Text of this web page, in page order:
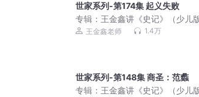
世家系列-第174集 起义失败
专辑： 王金鑫讲《史记》（少儿版
王金鑫老师 1.4万
世家系列-第148集 商圣：范蠡
专辑： 王金鑫讲《史记》（少儿版